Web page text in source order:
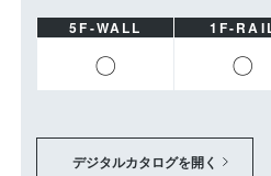
5F-WALL 1F-
〇 〇
デジタルカタログを開く